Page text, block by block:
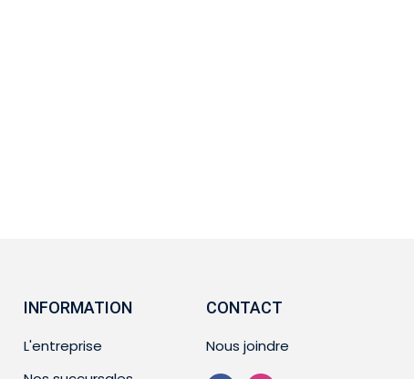
INFORMATION
L'entreprise
CONTACT
Nous joindre